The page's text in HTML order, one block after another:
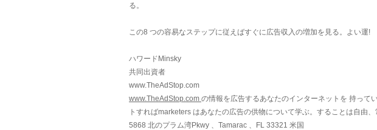
る。
この8 つの容易なステップに従えばすぐに広告収入の増加を見る。よい運!
ハワードMinsky
共同出資者
www.TheAdStop.com
www.TheAdStop.com の情報を広告するあなたのインターネットを 持って
トすればmarketers はあなたの広告の供物について学ぶ。することは自由、
5868 北のプラム湾Pkwy 、Tamarac 、FL 33321 米国